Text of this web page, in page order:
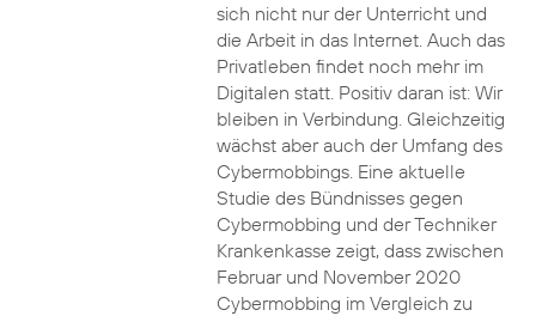
sich nicht nur der Unterricht und
die Arbeit in das Internet. Auch das
Privatleben findet noch mehr im
Digitalen statt. Positiv daran ist: Wir
bleiben in Verbindung. Gleichzeitig
wächst aber auch der Umfang des
Cybermobbings. Eine aktuelle
Studie des Bündnisses gegen
Cybermobbing und der Techniker
Krankenkasse zeigt, dass zwischen
Februar und November 2020
Cybermobbing im Vergleich zu